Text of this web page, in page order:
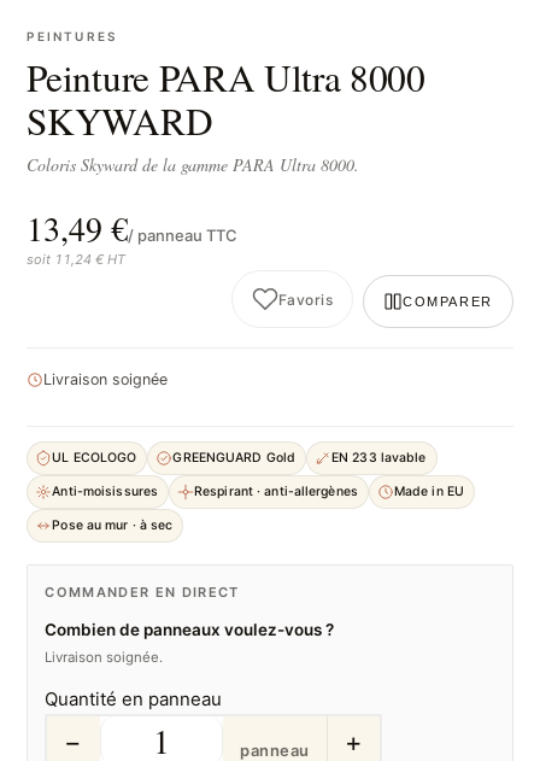
PEINTURES
Peinture PARA Ultra 8000
SKYWARD
Coloris Skyward de la gamme PARA Ultra 8000.
13,49 €/ panneau TTC
soit 11,24 € HT
Favoris COMPARER
Livraison soignée
UL ECOLOGO GREENGUARD Gold EN 233 lavable
Anti-moisissures Respirant · anti-allergènes Made in EU
Pose au mur · à sec
COMMANDER EN DIRECT
Combien de panneaux voulez-vous ?
Livraison soignée.
Quantité en panneau
− panneau +